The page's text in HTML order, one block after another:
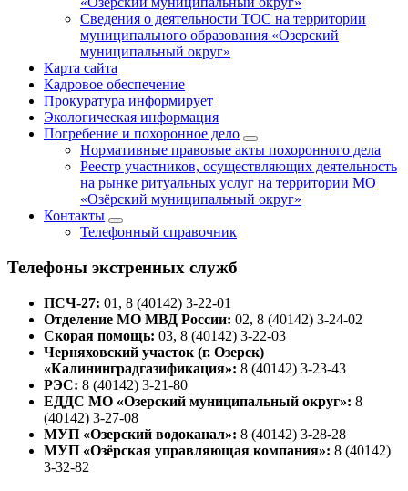
Сведения о деятельности ТОС на территории
муниципального образования «Озерский
муниципальный округ»
Карта сайта
Кадровое обеспечение
Прокуратура информирует
Экологическая информация
Погребение и похоронное дело
Нормативные правовые акты похоронного дела
Реестр участников, осуществляющих деятельность
на рынке ритуальных услуг на территории МО
«Озёрский муниципальный округ»
Контакты
Телефонный справочник
Телефоны экстренных служб
ПСЧ-27: 01, 8 (40142) 3-22-01
Отделение МО МВД России: 02, 8 (40142) 3-24-02
Скорая помощь: 03, 8 (40142) 3-22-03
Черняховский участок (г. Озерск)
«Калининградгазификация»: 8 (40142) 3-23-43
РЭС: 8 (40142) 3-21-80
ЕДДС МО «Озерский муниципальный округ»: 8
(40142) 3-27-08
МУП «Озерский водоканал»: 8 (40142) 3-28-28
МУП «Озёрская управляющая компания»: 8 (40142)
3-32-82